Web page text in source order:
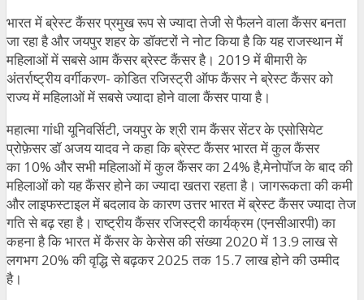
भारत में ब्रेस्ट कैंसर प्रमुख रूप से ज्यादा तेजी से फैलने वाला कैंसर बनता
जा रहा है और जयपुर शहर के डॉक्टरों ने नोट किया है कि यह राजस्थान में
महिलाओं में सबसे आम कैंसर ब्रेस्ट कैंसर है। 2019 में बीमारी के
अंतर्राष्ट्रीय वर्गीकरण- कोडित रजिस्ट्री ऑफ कैंसर ने ब्रेस्ट कैंसर को
राज्य में महिलाओं में सबसे ज्यादा होने वाला कैंसर पाया है।
महात्मा गांधी यूनिवर्सिटी, जयपुर के श्री राम कैंसर सेंटर के एसोसियेट
प्रोफ़ेसर डॉ अजय यादव ने कहा कि ब्रेस्ट कैंसर भारत में कुल कैंसर
का 10% और सभी महिलाओं में कुल कैंसर का 24% है,मेनोपॉज के बाद की
महिलाओं को यह कैंसर होने का ज्यादा खतरा रहता है। जागरूकता की कमी
और लाइफस्टाइल में बदलाव के कारण उत्तर भारत में ब्रेस्ट कैंसर ज्यादा तेज
गति से बढ़ रहा है। राष्ट्रीय कैंसर रजिस्ट्री कार्यक्रम (एनसीआरपी) का
कहना है कि भारत में कैंसर के केसेस की संख्या 2020 में 13.9 लाख से
लगभग 20% की वृद्धि से बढ़कर 2025 तक 15.7 लाख होने की उम्मीद
है।